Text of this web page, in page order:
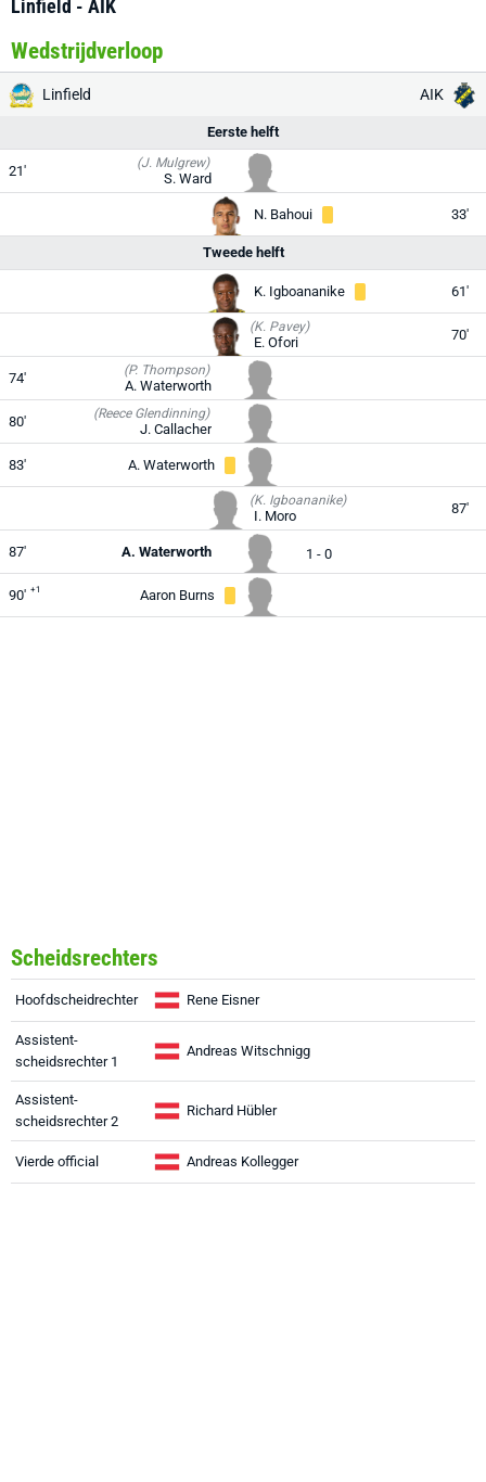
Linfield - AIK
Wedstrijdverloop
Linfield AIK
Eerste helft
21' (J. Mulgrew)
S. Ward
N. Bahoui 33'
Tweede helft
K. Igboananike 61'
(K. Pavey)
E. Ofori 70'
74' (P. Thompson)
A. Waterworth
80' (Reece Glendinning)
J. Callacher
83' A. Waterworth
(K. Igboananike)
I. Moro 87'
87' A. Waterworth 1 - 0
90' +1 Aaron Burns
Scheidsrechters
Hoofdscheidrechter Rene Eisner
Assistent-
scheidsrechter 1
Andreas Witschnigg
Assistent-
scheidsrechter 2
Richard Hübler
Vierde official Andreas Kollegger